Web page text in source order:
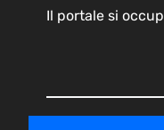
Il portale si